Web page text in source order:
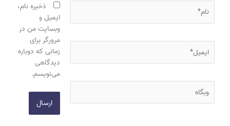
وبگاه
ذخیره نام،
ایمیل و
وبسایت من در
مرورگر برای
زمانی که دوباره
دیدگاهی
می‌نویسم.